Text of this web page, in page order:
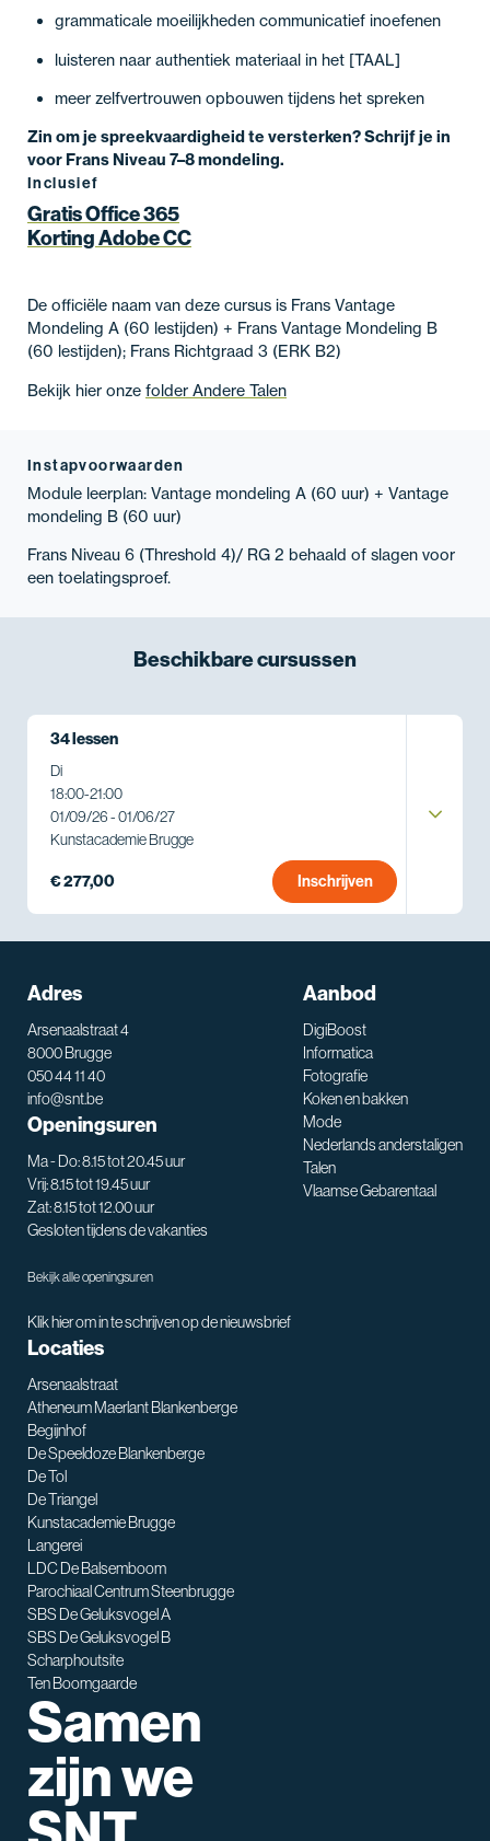
grammaticale moeilijkheden communicatief inoefenen
luisteren naar authentiek materiaal in het [TAAL]
meer zelfvertrouwen opbouwen tijdens het spreken
Zin om je spreekvaardigheid te versterken? Schrijf je in
voor Frans Niveau 7–8 mondeling.
Inclusief
Gratis Office 365
Korting Adobe CC
De officiële naam van deze cursus is Frans Vantage
Mondeling A (60 lestijden) + Frans Vantage Mondeling B
(60 lestijden); Frans Richtgraad 3 (ERK B2)
Bekijk hier onze folder Andere Talen
Instapvoorwaarden
Module leerplan: Vantage mondeling A (60 uur) + Vantage
mondeling B (60 uur)
Frans Niveau 6 (Threshold 4)/ RG 2 behaald of slagen voor
een toelatingsproef.
Beschikbarecursussen
34 lessen
Di
18:00-21:00
01/09/26 - 01/06/27
Kunstacademie Brugge
€ 277,00 Inschrijven
Adres
Arsenaalstraat 4
8000 Brugge
050 44 11 40
info@snt.be
Openingsuren
Ma - Do: 8.15 tot 20.45 uur
Vrij: 8.15 tot 19.45 uur
Zat: 8.15 tot 12.00 uur
Gesloten tijdens de vakanties
Bekijk alle openingsuren
Klik hier om in te schrijven op de nieuwsbrief
Aanbod
DigiBoost
Informatica
Fotografie
Koken en bakken
Mode
Nederlands anderstaligen
Talen
Vlaamse Gebarentaal
Locaties
Arsenaalstraat
Atheneum Maerlant Blankenberge
Begijnhof
De Speeldoze Blankenberge
De Tol
De Triangel
Kunstacademie Brugge
Langerei
LDC De Balsemboom
Parochiaal Centrum Steenbrugge
SBS De Geluksvogel A
SBS De Geluksvogel B
Scharphoutsite
Ten Boomgaarde
Samen
zijn we
SNT assistent
Waarmee kan ik je helpen?